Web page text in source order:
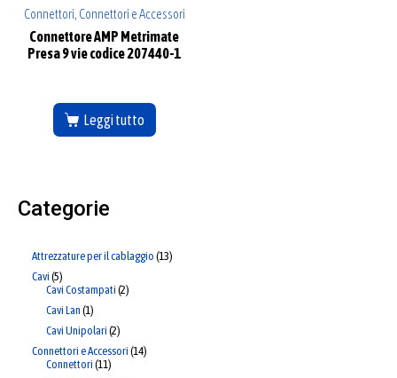
Connettori, Connettori e Accessori
Connettore AMP Metrimate
Presa 9 vie codice 207440-1
Leggi tutto
Categorie
Attrezzature per il cablaggio 13
Cavi 5
Cavi Costampati 2
Cavi Lan 1
Cavi Unipolari 2
Connettori e Accessori 14
Connettori 11